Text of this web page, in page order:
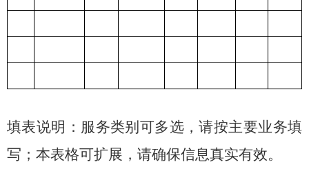
填表说明：服务类别可多选，请按主要业务填
写；本表格可扩展，请确保信息真实有效。